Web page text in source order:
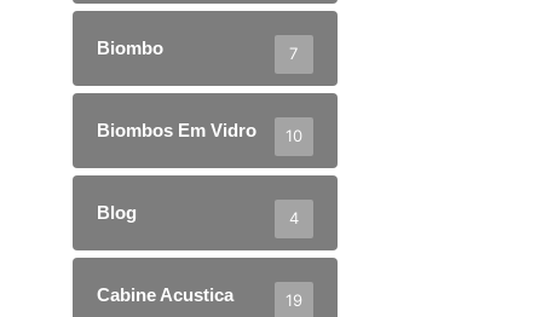
Biombo 7
Biombos Em Vidro 10
Blog 4
Cabine Acustica 19